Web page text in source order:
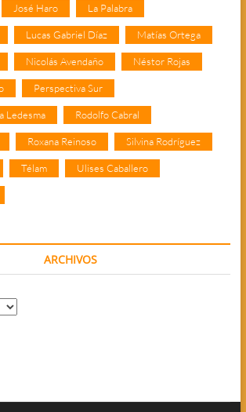
José Haro La Palabra
Lucas Gabriel Díaz Matías Ortega
Nicolás Avendaño Néstor Rojas
Perspectiva Sur
Ledesma Rodolfo Cabral
Roxana Reinoso Silvina Rodríguez
Télam Ulises Caballero
ARCHIVOS